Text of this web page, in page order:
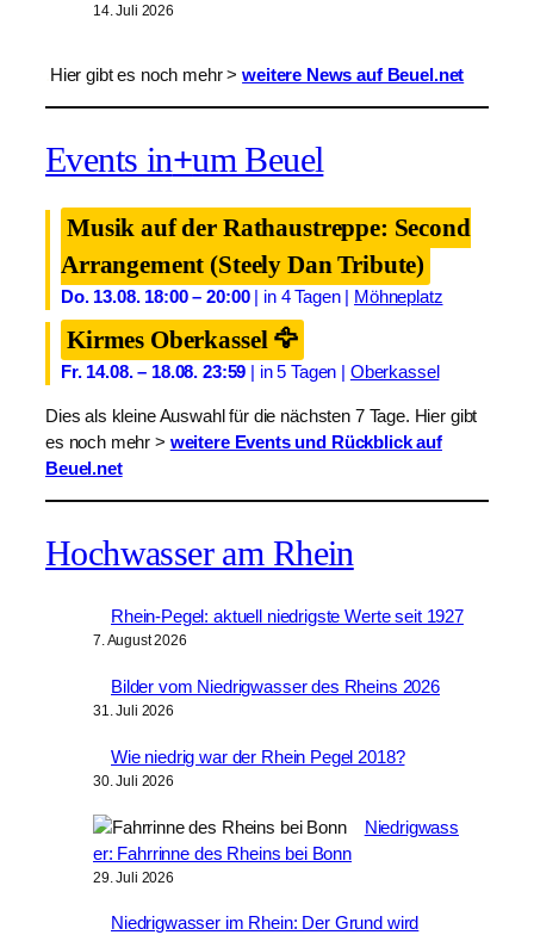
14. Juli 2026
Hier gibt es noch mehr >weitere News auf Beuel.net
Events in+um Beuel
Musik auf der Rathaustreppe: Second
Arrangement (Steely Dan Tribute)
Do. 13.08. 18:00 – 20:00| in 4 Tagen | Möhneplatz
Kirmes Oberkassel 🦅
Fr. 14.08. – 18.08. 23:59 | in 5 Tagen | Oberkassel
Dies als kleine Auswahl für die nächsten 7 Tage. Hier gibt
es noch mehr > weitere Events und Rückblick auf
Beuel.net
Hochwasser am Rhein
Rhein-Pegel: aktuell niedrigste Werte seit 1927
7. August 2026
Bilder vom Niedrigwasser des Rheins 2026
31. Juli 2026
Wie niedrig war der Rhein Pegel 2018?
30. Juli 2026
Niedrigwass
er: Fahrrinne des Rheins bei Bonn
29. Juli 2026
Niedrigwasser im Rhein: Der Grund wird